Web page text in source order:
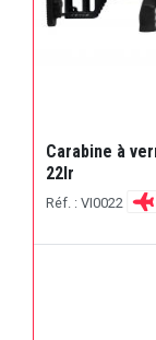
Carabine à
22lr
Réf. : VI0022